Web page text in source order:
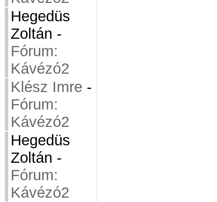
Hegedüs
Zoltán -
Fórum:
Kávézó2
Klész Imre -
Fórum:
Kávézó2
Hegedüs
Zoltán -
Fórum:
Kávézó2